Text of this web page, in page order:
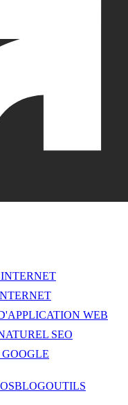
WEB
SEO
BLOGOUTILS